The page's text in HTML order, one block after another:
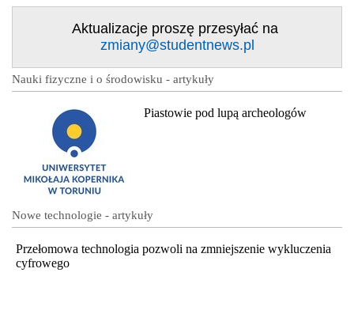
Aktualizacje proszę przesyłać na
zmiany@studentnews.pl
Nauki fizyczne i o środowisku - artykuły
Piastowie pod lupą archeologów
Nowe technologie - artykuły
Przełomowa technologia pozwoli na zmniejszenie wykluczenia
cyfrowego